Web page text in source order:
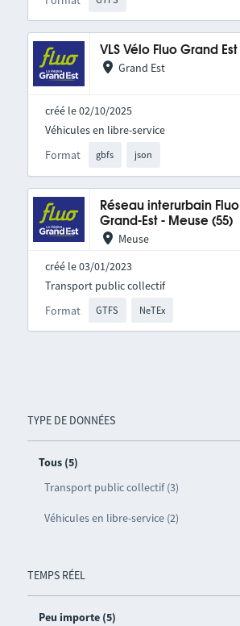
TYPE DE DONNÉES
Tous (5)
Transport public collectif (3)
Véhicules en libre-service (2)
TEMPS RÉEL
Peu importe (5)
VLS Vélo Fluo Grand Est
Grand Est
créé le 02/10/2025
Format gbfs json
Véhicules en libre-service
Réseau interurbain Fluo
Grand-Est - Meuse (55)
Meuse
créé le 03/01/2023
Format GTFS NeTEx
Transport public collectif